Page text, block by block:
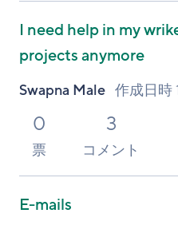
I need help in my
projects anymore
Swapna Male 作成日時
0
票
3
コメント
E-mails